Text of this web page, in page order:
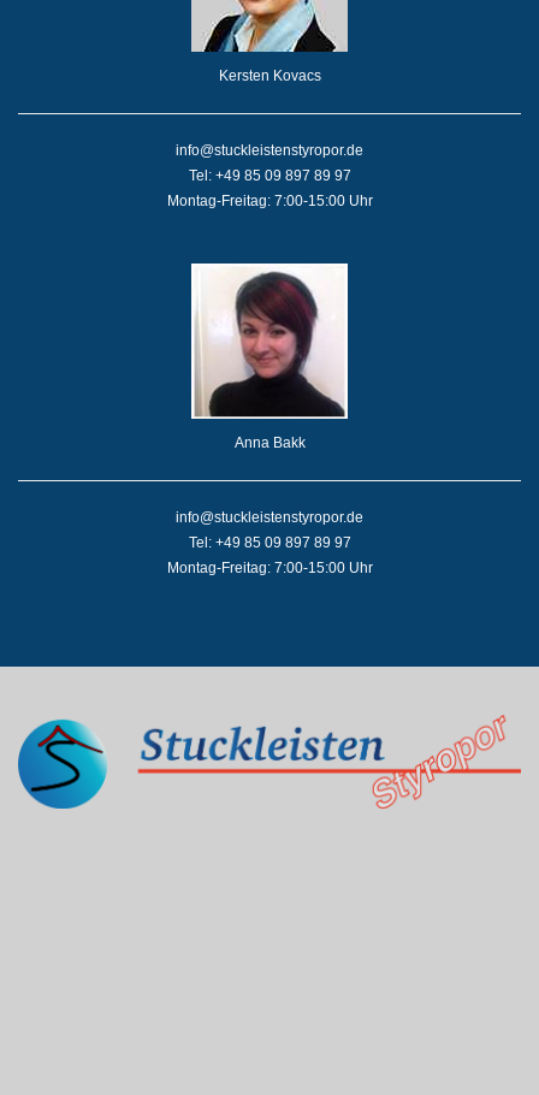
Kersten Kovacs
info@stuckleistenstyropor.de
Tel: +49 85 09 897 89 97
Montag-Freitag: 7:00-15:00 Uhr
Anna Bakk
info@stuckleistenstyropor.de
Tel: +49 85 09 897 89 97
Montag-Freitag: 7:00-15:00 Uhr